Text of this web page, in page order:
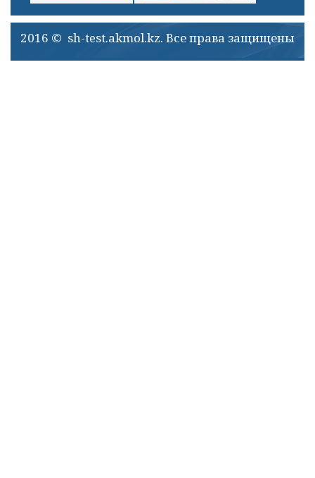
2016 © sh-test.akmol.kz. Все права защищены